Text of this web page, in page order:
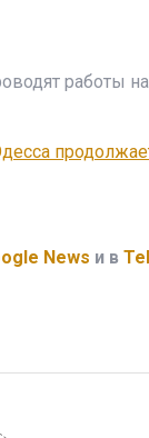
работы
News и в